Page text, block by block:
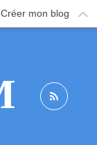
Créer mon blog